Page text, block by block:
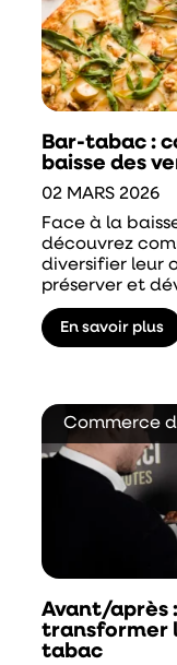
Bar-tabac :
baisse des
02 MARS 2026
Face à la
découvrez
diversifier leur
préserver et
En savoir plus
Commerce
Avant/après
transformer
tabac